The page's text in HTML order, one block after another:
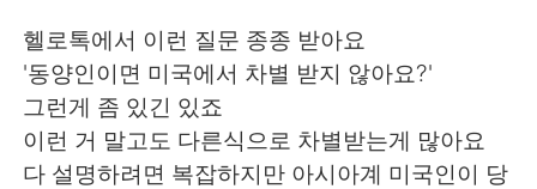
헬로톡에서 이런 질문 종종 받아요
'동양인이면 미국에서 차별 받지 않아요?'
그런게 좀 있긴 있죠
이런 거 말고도 다른식으로 차별받는게 많아요
다 설명하려면 복잡하지만 아시아계 미국인이 당